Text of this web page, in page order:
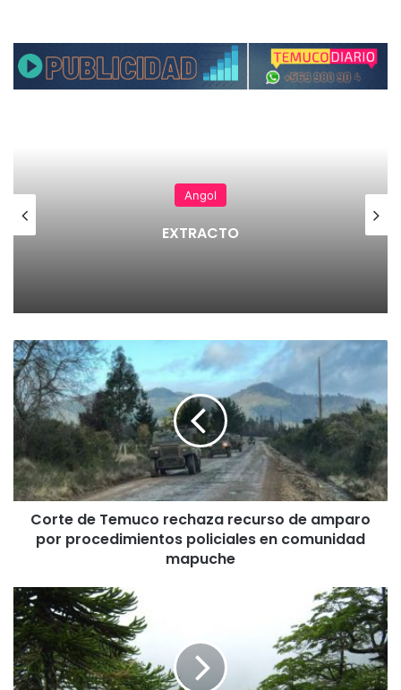
Angol
EXTRACTO
C
o
r
t
e
e
T
e
r
e
c
h
a
Corte de Temuco rechaza recurso de amparo
por procedimientos policiales en comunidad
mapuche
S
e
d
e
s